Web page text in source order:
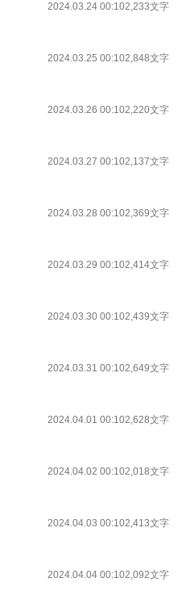
2024.03.24 00:102,233文字
2024.03.25 00:102,848文字
2024.03.26 00:102,220文字
2024.03.27 00:102,137文字
2024.03.28 00:102,369文字
2024.03.29 00:102,414文字
2024.03.30 00:102,439文字
2024.03.31 00:102,649文字
2024.04.01 00:102,628文字
2024.04.02 00:102,018文字
2024.04.03 00:102,413文字
2024.04.04 00:102,092文字